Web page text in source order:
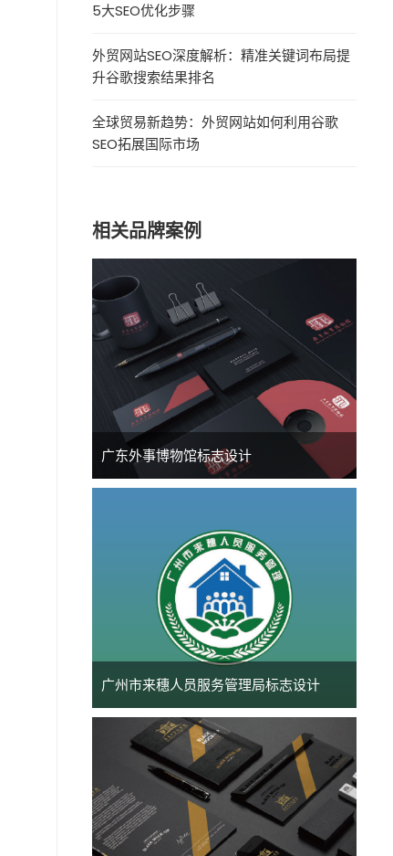
5大SEO优化步骤
外贸网站SEO深度解析：精准关键词布局提
升谷歌搜索结果排名
全球贸易新趋势：外贸网站如何利用谷歌
SEO拓展国际市场
相关品牌案例
广东外事博物馆标志设计
广州市来穗人员服务管理局标志设计